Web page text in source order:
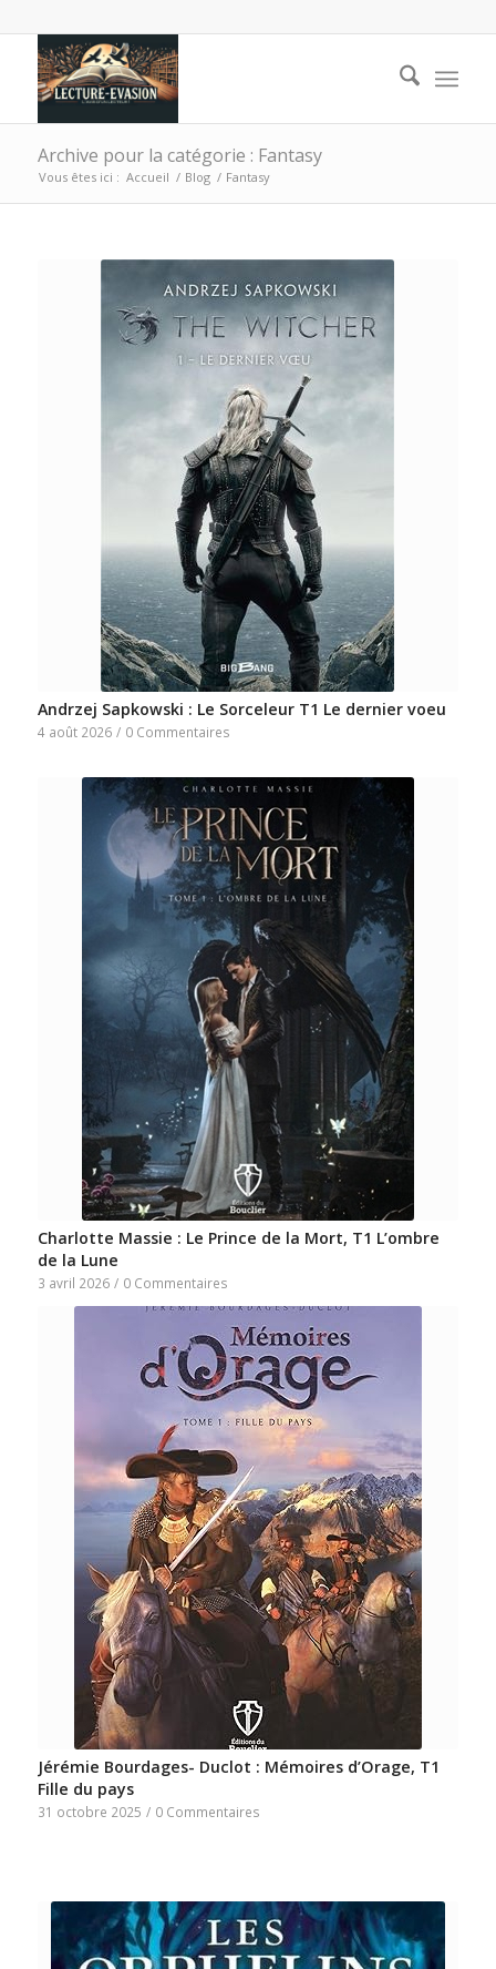
Archive pour la catégorie : Fantasy
Vous êtes ici : Accueil / Blog / Fantasy
Andrzej Sapkowski : Le Sorceleur T1 Le dernier voeu
4 août 2026 / 0 Commentaires
Charlotte Massie : Le Prince de la Mort, T1 L’ombre
de la Lune
3 avril 2026 / 0 Commentaires
Jérémie Bourdages- Duclot : Mémoires d’Orage, T1
Fille du pays
31 octobre 2025 / 0 Commentaires